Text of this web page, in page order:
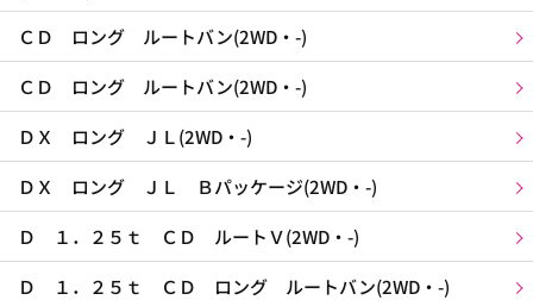
ＣＤ ロング ルートバン(2WD・-)
ＣＤ ロング ルートバン(2WD・-)
ＤＸ ロング ＪＬ(2WD・-)
ＤＸ ロング ＪＬ Ｂパッケージ(2WD・-)
Ｄ １．２５ｔ ＣＤ ルートＶ(2WD・-)
Ｄ １．２５ｔ ＣＤ ロング ルートバン(2WD・-)